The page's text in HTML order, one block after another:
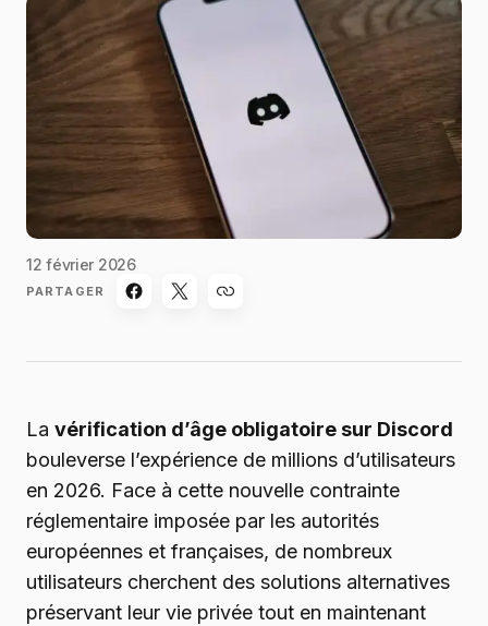
12 février 2026
PARTAGER
La vérification d’âge obligatoire sur Discord
bouleverse l’expérience de millions d’utilisateurs
en 2026. Face à cette nouvelle contrainte
réglementaire imposée par les autorités
européennes et françaises, de nombreux
utilisateurs cherchent des solutions alternatives
préservant leur vie privée tout en maintenant